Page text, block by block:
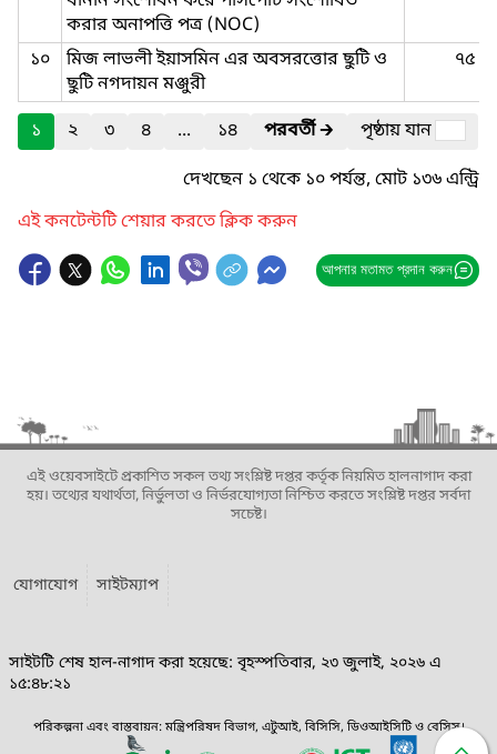
করার অনাপত্তি পত্র (NOC)
১০
মিজ লাভলী ইয়াসমিন এর অবসরত্তোর ছুটি ও
ছুটি নগদায়ন মঞ্জুরী
৭৫
১ ২ ৩ ৪ ... ১৪ পরবর্তী🡲
পৃষ্ঠায় যান
দেখছেন ১ থেকে ১০ পর্যন্ত, মোট ১৩৬ এন্ট্রি
এই কনটেন্টটি শেয়ার করতে ক্লিক করুন
আপনার মতামত প্রদান করুন
এই ওয়েবসাইটে প্রকাশিত সকল তথ্য সংশ্লিষ্ট দপ্তর কর্তৃক নিয়মিত হালনাগাদ করা
হয়। তথ্যের যথার্থতা, নির্ভুলতা ও নির্ভরযোগ্যতা নিশ্চিত করতে সংশ্লিষ্ট দপ্তর সর্বদা
সচেষ্ট।
যোগাযোগ সাইটম্যাপ
সাইটটি শেষ হাল-নাগাদ করা হয়েছে: বৃহস্পতিবার, ২৩ জুলাই, ২০২৬ এ
১৫:৪৮:২১
পরিকল্পনা এবং বাস্তবায়ন: মন্ত্রিপরিষদ বিভাগ, এটুআই, বিসিসি, ডিওআইসিটি ও বেসিস।